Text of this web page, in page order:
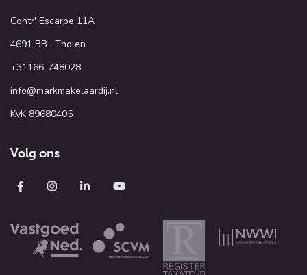
Contr' Escarpe 11A
4691 BB , Tholen
+31166-748028
info@markmakelaardij.nl
KvK 89680405
Volg ons